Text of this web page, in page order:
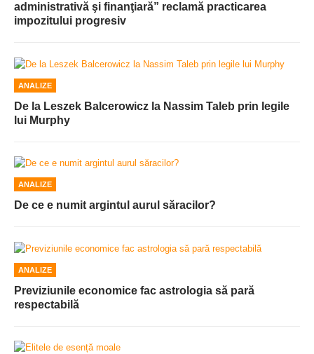
administrativă şi finanţiară” reclamă practicarea
impozitului progresiv
ANALIZE
De la Leszek Balcerowicz la Nassim Taleb prin legile
lui Murphy
ANALIZE
De ce e numit argintul aurul săracilor?
ANALIZE
Previziunile economice fac astrologia să pară
respectabilă